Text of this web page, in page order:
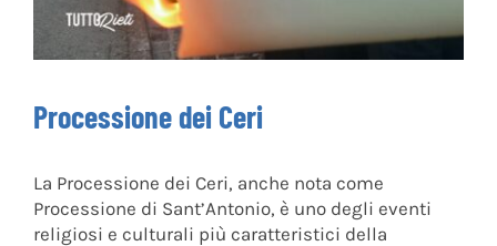
Processione dei Ceri
La Processione dei Ceri, anche nota come
Processione di Sant’Antonio, è uno degli eventi
religiosi e culturali più caratteristici della